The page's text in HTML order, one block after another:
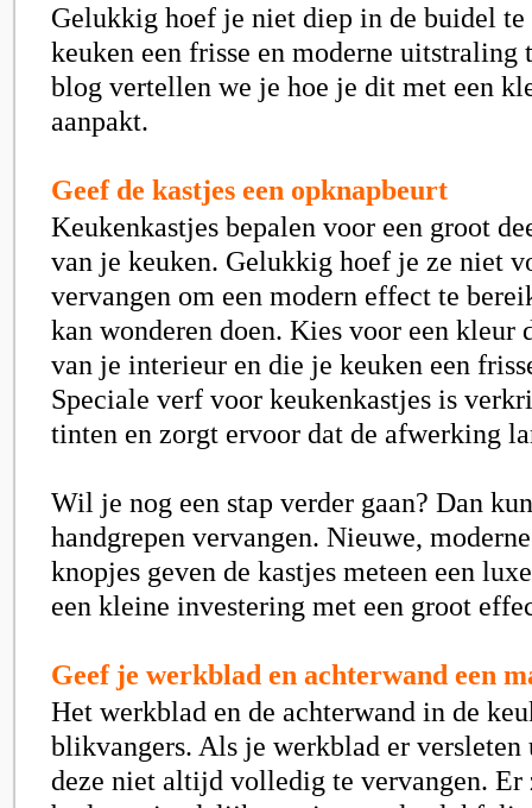
Gelukkig hoef je niet diep in de buidel te
keuken een frisse en moderne uitstraling
blog vertellen we je hoe je dit met een
aanpakt.
Geef de kastjes een opknapbeurt
Keukenkastjes bepalen voor een groot
van je keuken. Gelukkig hoef je ze niet
vervangen om een modern effect te
kan wonderen doen. Kies voor een kleur
van je interieur en die je keuken een
Speciale verf voor keukenkastjes is
tinten en zorgt ervoor dat de afwerking
Wil je nog een stap verder gaan? Dan
handgrepen vervangen. Nieuwe,
knopjes geven de kastjes meteen een
een kleine investering met een groot
Geef je werkblad en achterwand een
Het werkblad en de achterwand in de
blikvangers. Als je werkblad er
deze niet altijd volledig te vervangen.